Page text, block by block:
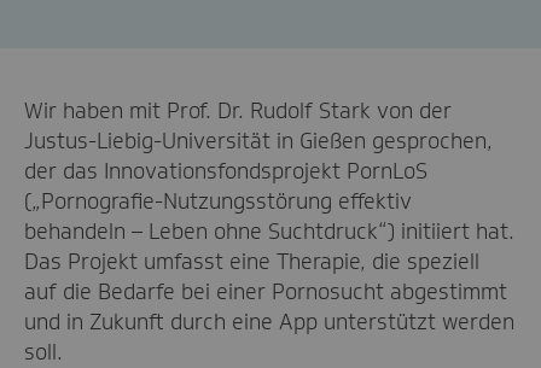
Wir haben mit Prof. Dr. Rudolf Stark von der
Justus-Liebig-Universität in Gießen gesprochen,
der das Innovationsfondsprojekt PornLoS
(„Pornografie-Nutzungsstörung effektiv
behandeln – Leben ohne Suchtdruck“) initiiert hat.
Das Projekt umfasst eine Therapie, die speziell
auf die Bedarfe bei einer Pornosucht abgestimmt
und in Zukunft durch eine App unterstützt werden
soll.